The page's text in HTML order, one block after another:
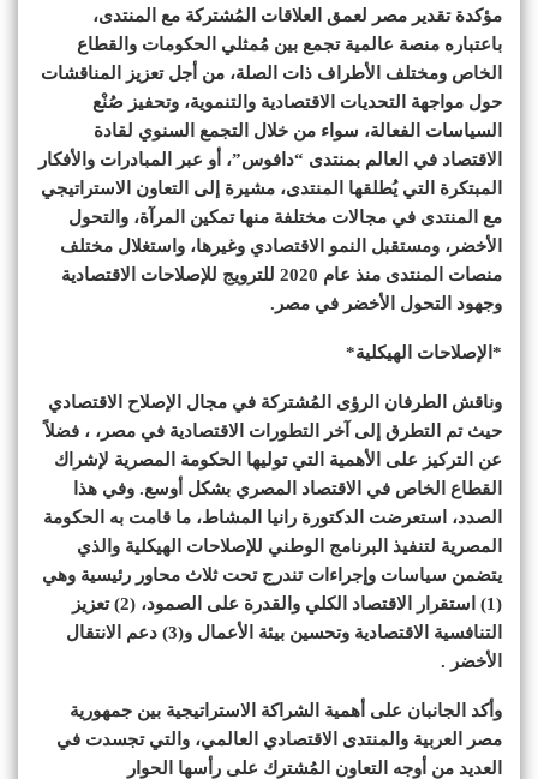
مؤكدة تقدير مصر لعمق العلاقات المُشتركة مع المنتدى،
باعتباره منصة عالمية تجمع بين مُمثلي الحكومات والقطاع
الخاص ومختلف الأطراف ذات الصلة، من أجل تعزيز المناقشات
حول مواجهة التحديات الاقتصادية والتنموية، وتحفيز صُنْع
السياسات الفعالة، سواء من خلال التجمع السنوي لقادة
الاقتصاد في العالم بمنتدى “دافوس”، أو عبر المبادرات والأفكار
المبتكرة التي يُطلقها المنتدى، مشيرة إلى التعاون الاستراتيجي
مع المنتدى في مجالات مختلفة منها تمكين المرآة، والتحول
الأخضر، ومستقبل النمو الاقتصادي وغيرها، واستغلال مختلف
منصات المنتدى منذ عام 2020 للترويج للإصلاحات الاقتصادية
وجهود التحول الأخضر في مصر.
*الإصلاحات الهيكلية*
وناقش الطرفان الرؤى المُشتركة في مجال الإصلاح الاقتصادي
حيث تم التطرق إلى آخر التطورات الاقتصادية في مصر، ، فضلاً
عن التركيز على الأهمية التي توليها الحكومة المصرية لإشراك
القطاع الخاص في الاقتصاد المصري بشكل أوسع. وفي هذا
الصدد، استعرضت الدكتورة رانيا المشاط، ما قامت به الحكومة
المصرية لتنفيذ البرنامج الوطني للإصلاحات الهيكلية والذي
يتضمن سياسات وإجراءات تندرج تحت ثلاث محاور رئيسية وهي
(1) استقرار الاقتصاد الكلي والقدرة على الصمود، (2) تعزيز
التنافسية الاقتصادية وتحسين بيئة الأعمال و(3) دعم الانتقال
الأخضر .
وأكد الجانبان على أهمية الشراكة الاستراتيجية بين جمهورية
مصر العربية والمنتدى الاقتصادي العالمي، والتي تجسدت في
العديد من أوجه التعاون المُشترك على رأسها الحوار